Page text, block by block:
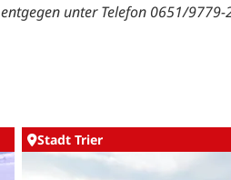
entgegen unter Telefon 0651/9779-
Stadt Trier